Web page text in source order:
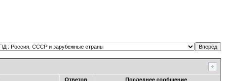
Ответов Последнее сообщение